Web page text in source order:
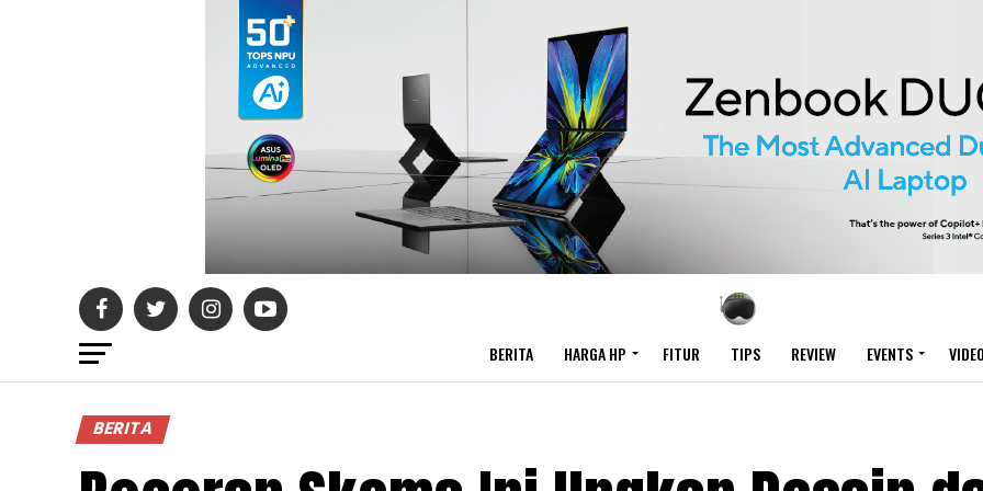
BERITA HARGA HP FITUR TIPS REVIEW EVENTS
BERITA